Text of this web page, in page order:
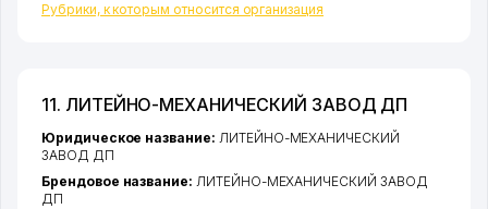
Рубрики, к которым относится организация
11. ЛИТЕЙНО-МЕХАНИЧЕСКИЙ ЗАВОД ДП
Юридическое название: ЛИТЕЙНО-МЕХАНИЧЕСКИЙ
ЗАВОД ДП
Брендовое название: ЛИТЕЙНО-МЕХАНИЧЕСКИЙ ЗАВОД
ДП